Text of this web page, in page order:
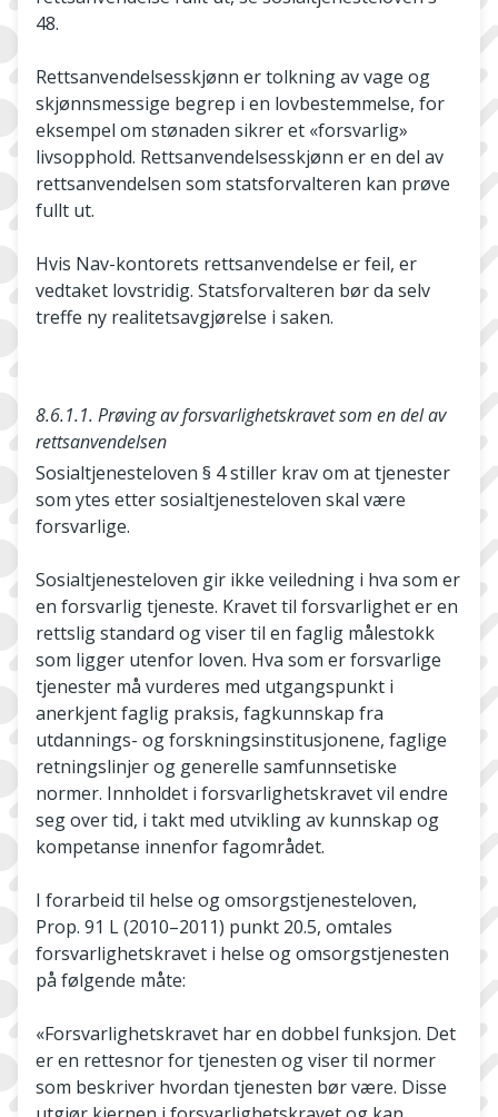
48.
Rettsanvendelsesskjønn er tolkning av vage og
skjønnsmessige begrep i en lovbestemmelse, for
eksempel om stønaden sikrer et «forsvarlig»
livsopphold. Rettsanvendelsesskjønn er en del av
rettsanvendelsen som statsforvalteren kan prøve
fullt ut.
Hvis Nav­-kontorets rettsanvendelse er feil, er
vedtaket lovstridig. Statsforvalteren bør da selv
treffe ny realitetsavgjørelse i saken.
8.6.1.1. Prøving av forsvarlighetskravet som en del av
rettsanvendelsen
Sosialtjenesteloven § 4 stiller krav om at tjenester
som ytes etter sosialtjenesteloven skal være
forsvarlige.
Sosialtjenesteloven gir ikke veiledning i hva som er
en forsvarlig tjeneste. Kravet til forsvarlighet er en
rettslig standard og viser til en faglig målestokk
som ligger utenfor loven. Hva som er forsvarlige
tjenester må vurderes med utgangspunkt i
anerkjent faglig praksis, fagkunnskap fra
utdannings- og forskningsinstitusjonene, faglige
retningslinjer og generelle samfunnsetiske
normer. Innholdet i forsvarlighetskravet vil endre
seg over tid, i takt med utvikling av kunnskap og
kompetanse innenfor fagområdet.
I forarbeid til helse­ og omsorgstjenesteloven,
Prop. 91 L (2010–2011) punkt 20.5, omtales
forsvarlighetskravet i helse­ og omsorgstjenesten
på følgende måte:
«Forsvarlighetskravet har en dobbel funksjon. Det
er en rettesnor for tjenesten og viser til normer
som beskriver hvordan tjenesten bør være. Disse